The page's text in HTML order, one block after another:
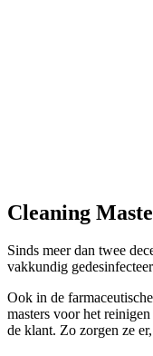
Cleaning
Sinds meer dan twee
vakkundig
Ook in de
masters voor het
de klant. Zo zorgen ze